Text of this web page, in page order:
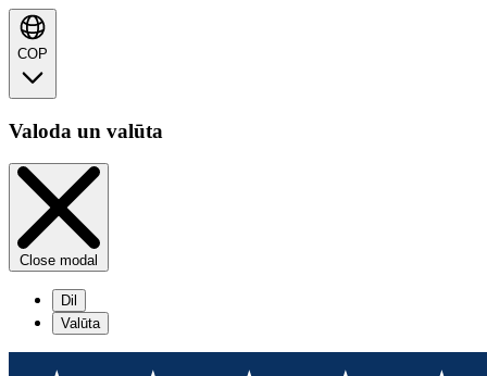
COP
Valoda un valūta
Close modal
Dil
Valūta